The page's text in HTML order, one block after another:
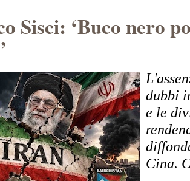
Sisci: ‘Buco nero
dubbi
e le
Cina.